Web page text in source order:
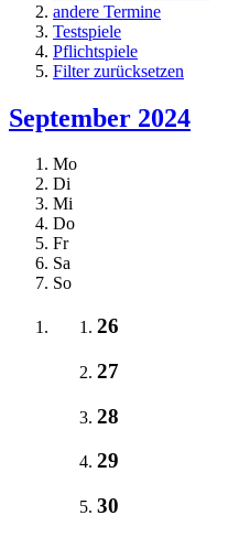
andere Termine
Testspiele
Pflichtspiele
Filter zurücksetzen
September 2024
Mo
Di
Mi
Do
Fr
Sa
So
26
27
28
29
30